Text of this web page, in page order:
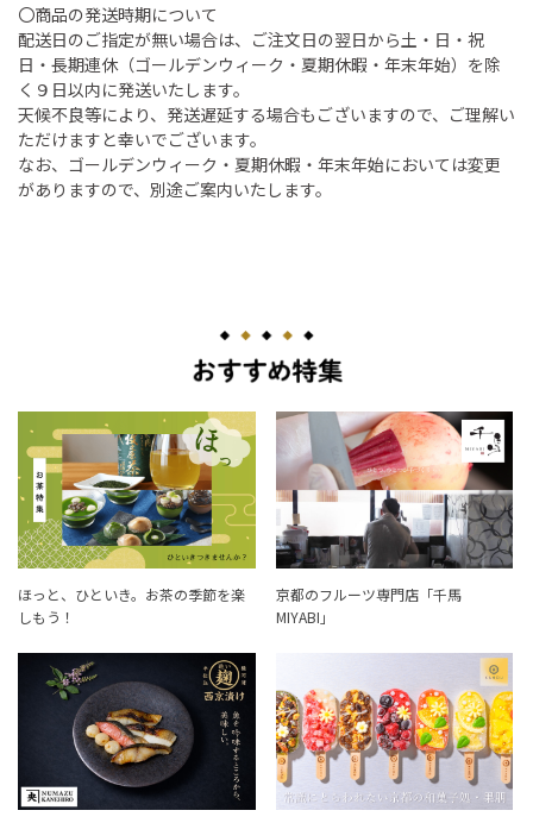
〇商品の発送時期について
配送日のご指定が無い場合は、ご注文日の翌日から土・日・祝
日・長期連休（ゴールデンウィーク・夏期休暇・年末年始）を除
く９日以内に発送いたします。
天候不良等により、発送遅延する場合もございますので、ご理解い
ただけますと幸いでございます。
なお、ゴールデンウィーク・夏期休暇・年末年始においては変更
がありますので、別途ご案内いたします。
ほっと、ひといき。お茶の季節を楽
しもう！
京都のフルーツ専門店「千馬
MIYABI」